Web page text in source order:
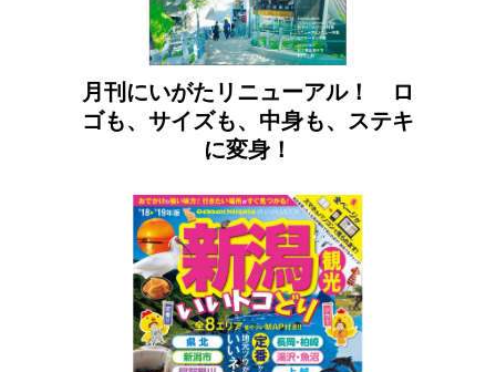
月刊にいがたリニューアル！ ロ
ゴも、サイズも、中身も、ステキ
に変身！